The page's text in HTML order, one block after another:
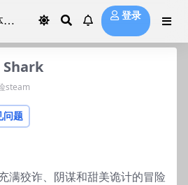
登录
Shark
steam
问题
满狡诈、阴谋和甜美诡计的冒险